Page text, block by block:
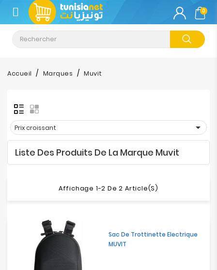
CATÉGORIE
Climatisation
Informatique
&
Tablette
Impression
Electroménager
Bureautique
0
Accueil Marques Muvit
Prix croissant 
Liste Des Produits De La Marque Muvit
Affichage 1-2 De 2 Article(s)
Sac De Trottinette Electrique
MUVIT